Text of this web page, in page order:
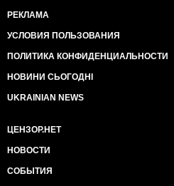
РЕКЛАМА
УСЛОВИЯ ПОЛЬЗОВАНИЯ
ПОЛИТИКА КОНФИДЕНЦИАЛЬНОСТИ
НОВИНИ СЬОГОДНІ
UKRAINIAN NEWS
ЦЕНЗОР.НЕТ
НОВОСТИ
СОБЫТИЯ